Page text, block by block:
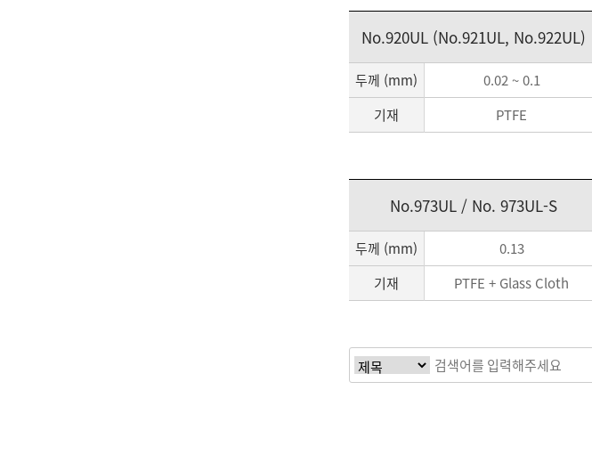
No.920UL (No.921UL, No.922UL)
두께 (mm)
0.02 ~ 0.1
기재
PTFE
No.973UL / No. 973UL-S
두께 (mm)
0.13
기재
PTFE + Glass Cloth